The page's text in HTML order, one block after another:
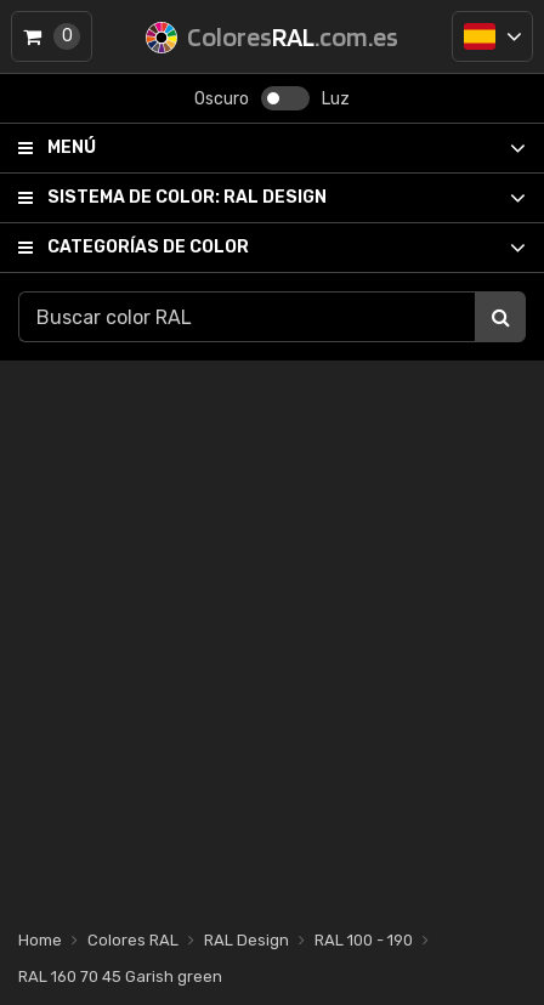
ColoresRAL.com.es
Oscuro Luz
MENÚ
SISTEMA DE COLOR: RAL DESIGN
CATEGORÍAS DE COLOR
0
Home Colores RAL RAL Design
RAL 100 - 190
RAL 160 70 45 Garish green